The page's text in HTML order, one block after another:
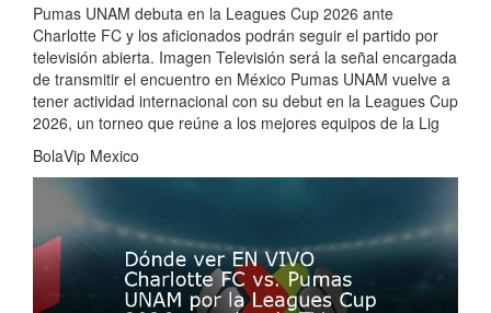
Pumas UNAM debuta en la Leagues Cup 2026 ante
Charlotte FC y los aficionados podrán seguir el partido por
televisión abierta. Imagen Televisión será la señal encargada
de transmitir el encuentro en México Pumas UNAM vuelve a
tener actividad internacional con su debut en la Leagues Cup
2026, un torneo que reúne a los mejores equipos de la Lig
BolaVip Mexico